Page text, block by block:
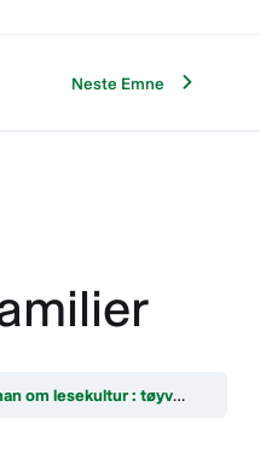
Neste Emne
Leselyst med dei minste – saman om lesekultur : tøyveskebiblioteket, bokstart og bok i bruk i barnehagen